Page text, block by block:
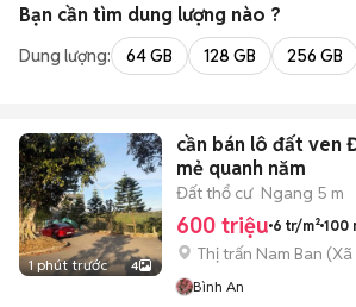
Bạn cần tìm dung lượng nào ?
Dung lượng: 64 GB 128 GB 256 GB
1 phút trước 4
cần bán lô đất ven
mẻ quanh năm
Đất thổ cư Ngang 5 m
600 triệu 6 tr/m² 100
Thị trấn Nam Ban (Xã
Bình An